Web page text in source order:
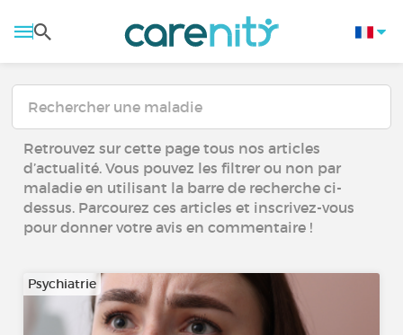
Retrouvez sur cette page tous nos articles
d’actualité. Vous pouvez les filtrer ou non par
maladie en utilisant la barre de recherche ci-
dessus. Parcourez ces articles et inscrivez-vous
pour donner votre avis en commentaire !
Psychiatrie